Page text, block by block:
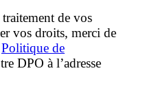
de vos
vos droits, merci de
Politique de
DPO à l’adresse